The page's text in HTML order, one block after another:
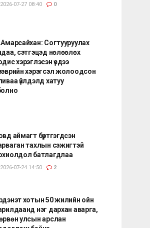
07-27 08:40 0
Согтууруулах
сэтгэцэд нөлөөлөх
хэрэглэсэн үедээ
хэрэгсэл жолоодсон
үйлдэлд хатуу
аймагт бүртгэгдсэн
тахлын сэжигтэй
батлагдлаа
07-24 14:50 2
хотын 50 жилийн ойн
нэг дархан аварга,
улсын арслан